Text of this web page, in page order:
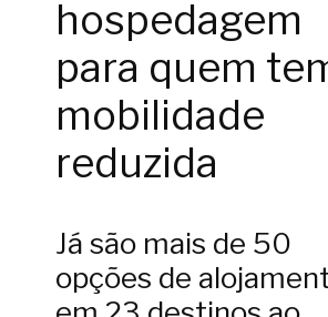
hospedagem
para quem
mobilidade
reduzida
Já são mais de 50
opções de